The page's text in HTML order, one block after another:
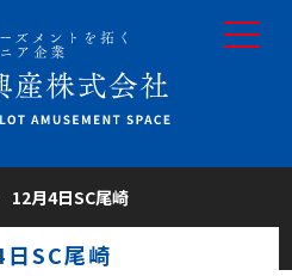
toggle
12月4日SC尾崎
SC尾崎